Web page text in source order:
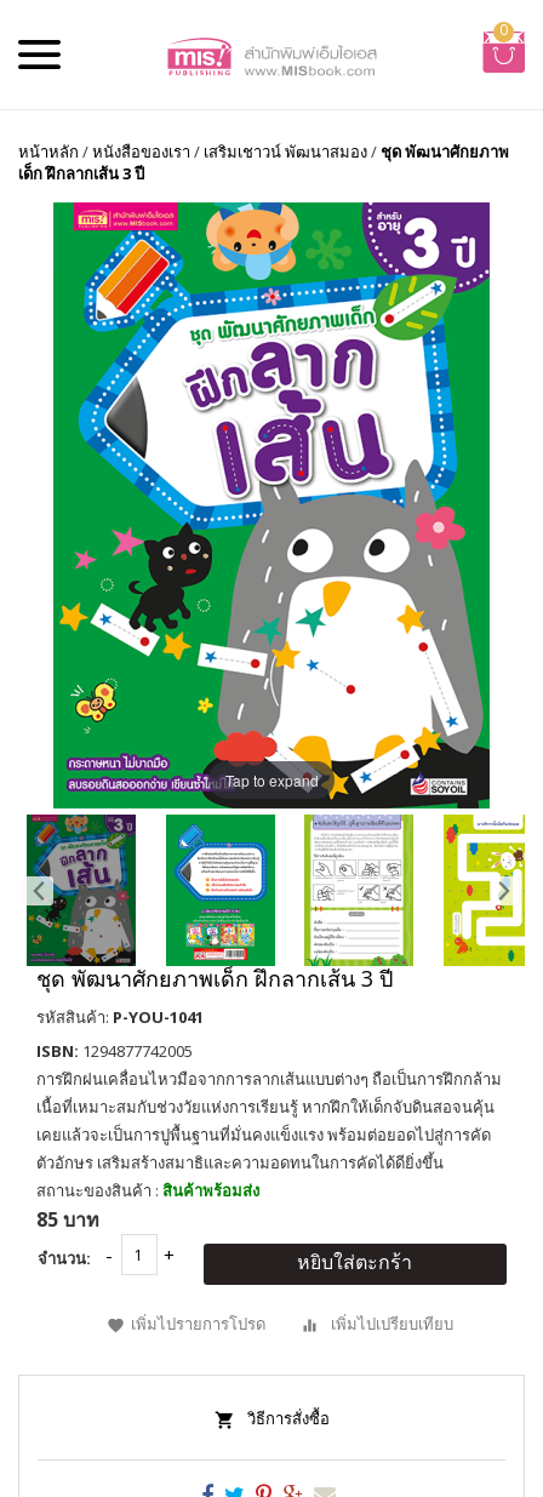
0
หน้าหลัก /หนังสือของเรา / เสริมเชาวน์ พัฒนาสมอง/ ชุด พัฒนาศักยภาพ
เด็ก ฝึกลากเส้น 3 ปี
Tap to expand
ชุด พัฒนาศักยภาพเด็ก ฝึกลากเส้น 3 ปี
รหัสสินค้า: P-YOU-1041
ISBN: 1294877742005
การฝึกฝนเคลื่อนไหวมือจากการลากเส้นแบบต่างๆ ถือเป็นการฝึกกล้าม
เนื้อที่เหมาะสมกับช่วงวัยแห่งการเรียนรู้ หากฝึกให้เด็กจับดินสอจนคุ้น
เคยแล้วจะเป็นการปูพื้นฐานที่มั่นคงแข็งแรง พร้อมต่อยอดไปสู่การคัด
ตัวอักษร เสริมสร้างสมาธิและความอดทนในการคัดได้ดียิ่งขึ้น
สถานะของสินค้า : สินค้าพร้อมส่ง
85 บาท
จำนวน: หยิบใส่ตะกร้า
เพิ่มไปรายการโปรด เพิ่มไปเปรียบเทียบ
วิธีการสั่งซื้อ